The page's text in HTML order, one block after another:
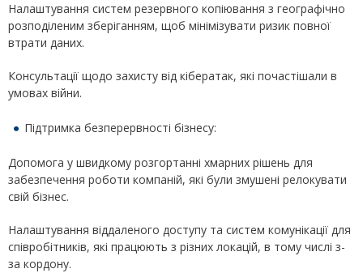
Налаштування систем резервного копіювання з географічно
розподіленим зберіганням, щоб мінімізувати ризик повної
втрати даних.
Консультації щодо захисту від кібератак, які почастішали в
умовах війни.
Підтримка безперервності бізнесу:
Допомога у швидкому розгортанні хмарних рішень для
забезпечення роботи компаній, які були змушені релокувати
свій бізнес.
Налаштування віддаленого доступу та систем комунікації для
співробітників, які працюють з різних локацій, в тому числі з-
за кордону.